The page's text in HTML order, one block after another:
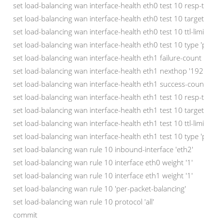
set load-balancing wan interface-health eth0 test 10 resp-
set load-balancing wan interface-health eth0 test 10 target
set load-balancing wan interface-health eth0 test 10 ttl-limit '1'
set load-balancing wan interface-health eth0 test 10 type 'ping'
set load-balancing wan interface-health eth1 failure-count '1'
set load-balancing wan interface-health eth1 nexthop
set load-balancing wan interface-health eth1 success-count '1'
set load-balancing wan interface-health eth1 test 10 resp-
set load-balancing wan interface-health eth1 test 10 target
set load-balancing wan interface-health eth1 test 10 ttl-limit '1'
set load-balancing wan interface-health eth1 test 10 type 'ping'
set load-balancing wan rule 10 inbound-interface 'eth2'
set load-balancing wan rule 10 interface eth0 weight '1'
set load-balancing wan rule 10 interface eth1 weight '1'
set load-balancing wan rule 10 'per-packet-balancing'
set load-balancing wan rule 10 protocol 'all'
commit